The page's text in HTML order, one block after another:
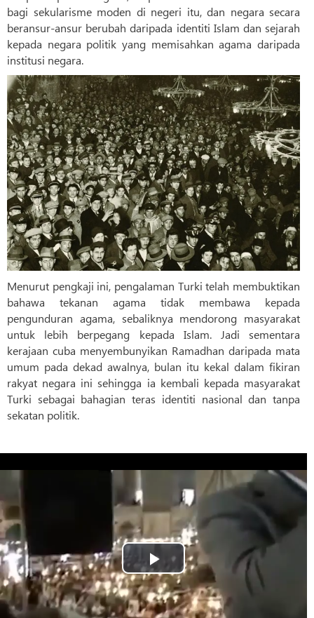
bagi sekularisme moden di negeri itu, dan negara secara
beransur-ansur berubah daripada identiti Islam dan sejarah
kepada negara politik yang memisahkan agama daripada
institusi negara.
Menurut pengkaji ini, pengalaman Turki telah membuktikan
bahawa tekanan agama tidak membawa kepada
pengunduran agama, sebaliknya mendorong masyarakat
untuk lebih berpegang kepada Islam. Jadi sementara
kerajaan cuba menyembunyikan Ramadhan daripada mata
umum pada dekad awalnya, bulan itu kekal dalam fikiran
rakyat negara ini sehingga ia kembali kepada masyarakat
Turki sebagai bahagian teras identiti nasional dan tanpa
sekatan politik.
Play
Video